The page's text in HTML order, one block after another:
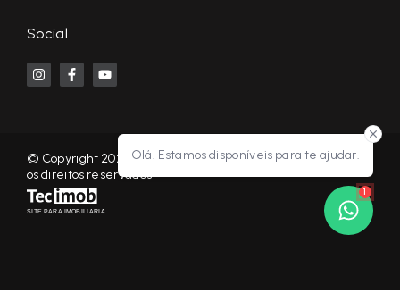
Olá! Estamos disponíveis para te ajudar.
1
Social
© Copyright 2026 - KF NEGÓCIOS IMOBILIÁRIOS RP - Todos
os direitos reservados
SITE PARA IMOBILIARIA